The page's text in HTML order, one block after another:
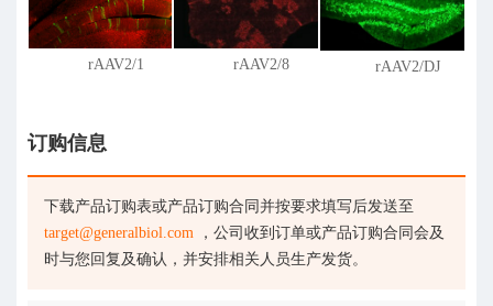
rAAV2/1 rAAV2/8 rAAV2/DJ
订购信息
下载产品订购表或产品订购合同并按要求填写后发送至
target@generalbiol.com ，公司收到订单或产品订购合同会及
时与您回复及确认，并安排相关人员生产发货。